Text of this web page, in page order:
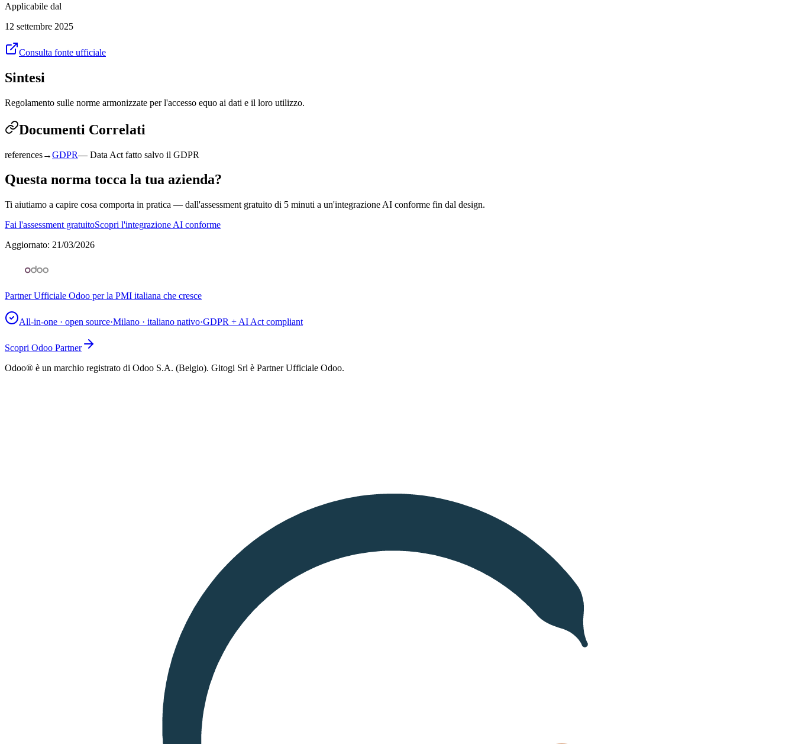
Applicabile dal
12 settembre 2025
Consulta fonte ufficiale
Sintesi
Regolamento sulle norme armonizzate per l'accesso equo ai dati e il loro utilizzo.
Documenti Correlati
references→GDPR— Data Act fatto salvo il GDPR
Questa norma tocca la tua azienda?
Ti aiutiamo a capire cosa comporta in pratica — dall'assessment gratuito di 5 minuti a un'integrazione AI conforme fin dal design.
Fai l'assessment gratuitoScopri l'integrazione AI conforme
Aggiornato: 21/03/2026
Partner Ufficiale Odoo per la PMI italiana che cresce
All-in-one · open source·Milano · italiano nativo·GDPR + AI Act compliant
Scopri Odoo Partner
Odoo® è un marchio registrato di Odoo S.A. (Belgio). Gitogi Srl è Partner Ufficiale Odoo.